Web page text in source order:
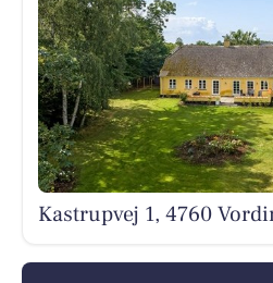
Kastrupvej 1, 4760